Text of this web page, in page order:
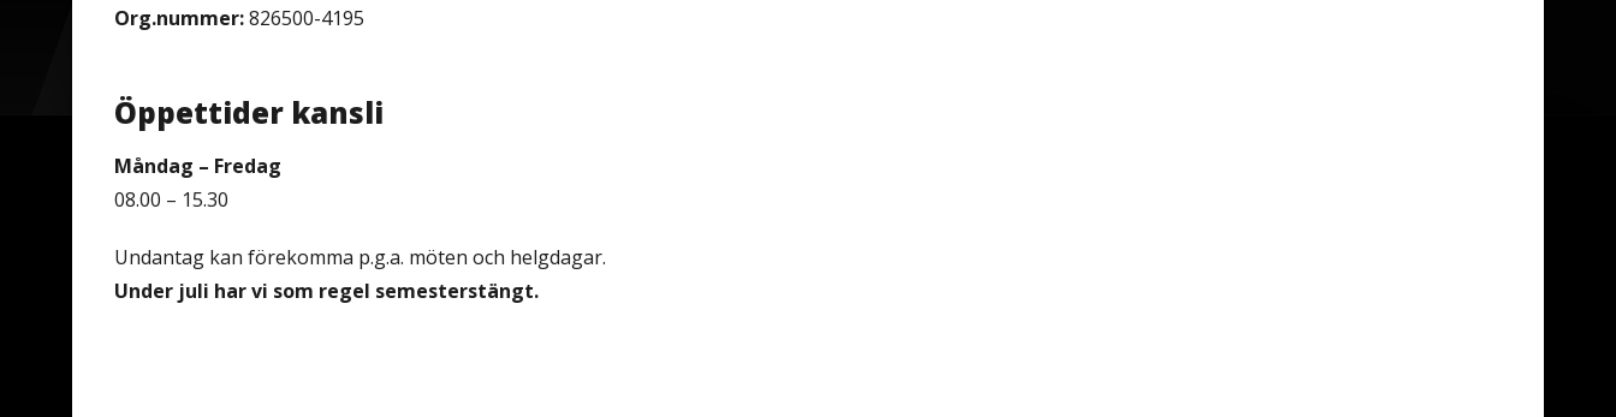
Org.nummer:826500-4195
Öppettider kansli
Måndag – Fredag
08.00 – 15.30
Undantag kan förekomma p.g.a. möten och helgdagar.
Under juli har vi som regel semesterstängt.